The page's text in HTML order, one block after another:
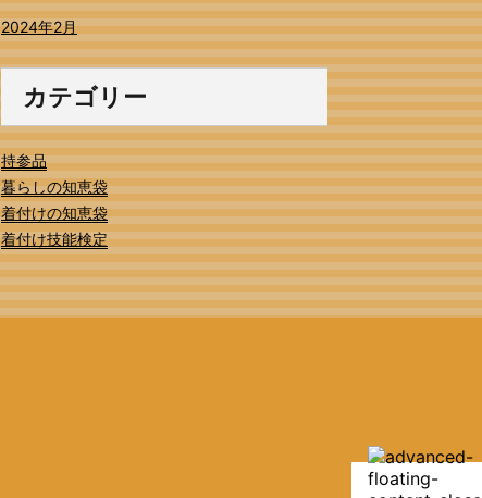
2024年2月
カテゴリー
持参品
暮らしの知恵袋
着付けの知恵袋
着付け技能検定